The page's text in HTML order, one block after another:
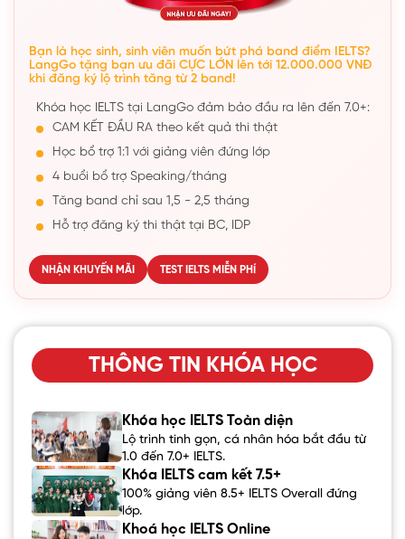
Bạn là học sinh, sinh viên muốn bứt phá band điểm IELTS?
LangGo tặng bạn ưu đãi CỰC LỚN lên tới 12.000.000 VNĐ
khi đăng ký lộ trình tăng từ 2 band!
Khóa học IELTS tại LangGo đảm bảo đầu ra lên đến 7.0+:
CAM KẾT ĐẦU RA theo kết quả thi thật
Học bổ trợ 1:1 với giảng viên đứng lớp
4 buổi bổ trợ Speaking/tháng
Tăng band chỉ sau 1,5 - 2,5 tháng
Hỗ trợ đăng ký thi thật tại BC, IDP
NHẬN KHUYẾN MÃI TEST IELTS MIỄN PHÍ
THÔNG TIN KHÓA HỌC
Khóa học IELTS Toàn diện
Lộ trình tinh gọn, cá nhân hóa bắt đầu từ
1.0 đến 7.0+ IELTS.
Khóa IELTS cam kết 7.5+
100% giảng viên 8.5+ IELTS Overall đứng
lớp.
Khoá học IELTS Online